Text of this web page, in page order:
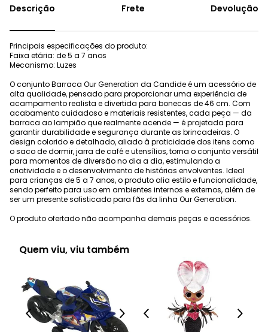
Frete Devolução
Principais especificações do produto:
Faixa etária: de 5 a 7 anos
Mecanismo: Luzes
O conjunto Barraca Our Generation da Candide é um acessório de
alta qualidade, pensado para proporcionar uma experiência de
acampamento realista e divertida para bonecas de 46 cm. Com
acabamento cuidadoso e materiais resistentes, cada peça — da
barraca ao lampião que realmente acende — é projetada para
garantir durabilidade e segurança durante as brincadeiras. O
design colorido e detalhado, aliado à praticidade dos itens como
o saco de dormir, jarra de café e utensílios, torna o conjunto versátil
para momentos de diversão no dia a dia, estimulando a
criatividade e o desenvolvimento de histórias envolventes. Ideal
para crianças de 5 a 7 anos, o produto alia estilo e funcionalidade,
sendo perfeito para uso em ambientes internos e externos, além de
ser um presente sofisticado para fãs da linha Our Generation.
O produto ofertado não acompanha demais peças e acessórios.
Quem viu, viu também